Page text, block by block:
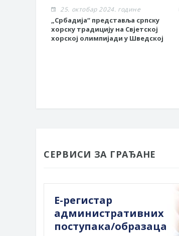
25. октобар 2024. године
„Србадија“ представља српску
хорску традицију на Свјетској
хорској олимпијади у Шведској
СЕРВИСИ ЗА ГРАЂАНЕ
Е-регистар
административних
поступака/образаца